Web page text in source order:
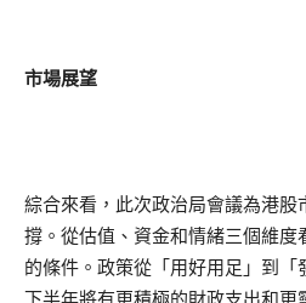
市場展望
綜合來看，此次政治局會議為港股
撐。從估值、資金和情緒三個維度
的條件。政策從「用好用足」到「